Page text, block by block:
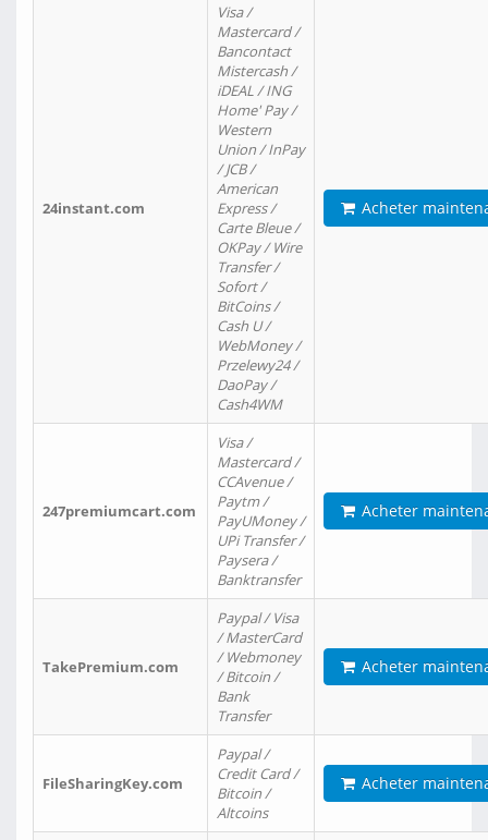
24instant.com
Visa /
Mastercard /
Bancontact
Mistercash /
iDEAL / ING
Home' Pay /
Western
Union / InPay
/ JCB /
American
Express /
Carte Bleue /
OKPay / Wire
Transfer /
Sofort /
BitCoins /
Cash U /
WebMoney /
Przelewy24 /
DaoPay /
Cash4WM
Acheter
247premiumcart.com
Visa /
Mastercard /
CCAvenue /
Paytm /
PayUMoney /
UPi Transfer /
Paysera /
Banktransfer
Acheter
TakePremium.com
Paypal / Visa
/ MasterCard
/ Webmoney
/ Bitcoin /
Bank
Transfer
Acheter
FileSharingKey.com
Paypal /
Credit Card /
Bitcoin /
Altcoins
Acheter